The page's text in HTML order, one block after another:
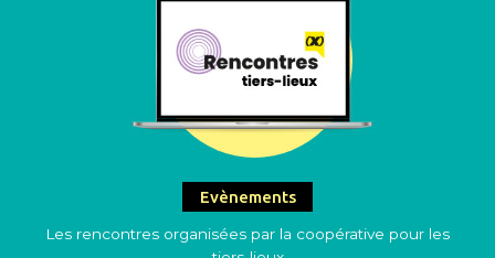
Evènements
Les rencontres organisées par la coopérative pour les